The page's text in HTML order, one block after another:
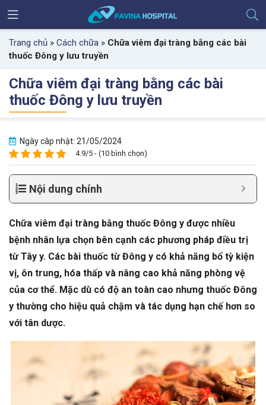
Trang chủ » Cách chữa » Chữa viêm đại tràng bằng các bài
thuốc Đông y lưu truyền
Chữa viêm đại tràng bằng các bài
thuốc Đông y lưu truyền
Ngày câp nhật: 21/05/2024
4.9/5 - (10 bình chọn)
Nội dung chính
Chữa viêm đại tràng bằng thuốc Đông y được nhiều
bệnh nhân lựa chọn bên cạnh các phương pháp điều trị
từ Tây y. Các bài thuốc từ Đông y có khả năng bổ tỳ kiện
vị, ôn trung, hóa thấp và nâng cao khả năng phòng vệ
của cơ thể. Mặc dù có độ an toàn cao nhưng thuốc Đông
y thường cho hiệu quả chậm và tác dụng hạn chế hơn so
với tân dược.